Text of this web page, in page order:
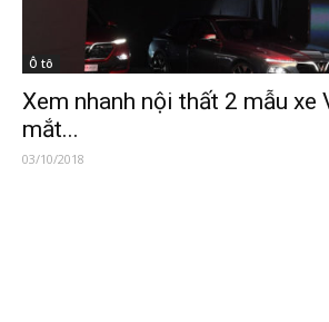
Ô tô
Xem nhanh nội thất 2 mẫu xe
mắt...
03/10/2018